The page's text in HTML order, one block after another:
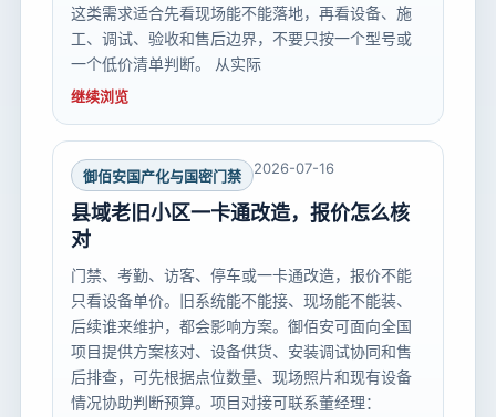
这类需求适合先看现场能不能落地，再看设备、施
工、调试、验收和售后边界，不要只按一个型号或
一个低价清单判断。 从实际
继续浏览
御佰安国产化与国密门禁 2026-07-16
县域老旧小区一卡通改造，报价怎么核
对
门禁、考勤、访客、停车或一卡通改造，报价不能
只看设备单价。旧系统能不能接、现场能不能装、
后续谁来维护，都会影响方案。御佰安可面向全国
项目提供方案核对、设备供货、安装调试协同和售
后排查，可先根据点位数量、现场照片和现有设备
情况协助判断预算。项目对接可联系董经理：